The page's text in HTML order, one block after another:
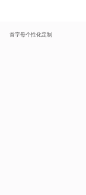
首字母个性化定制